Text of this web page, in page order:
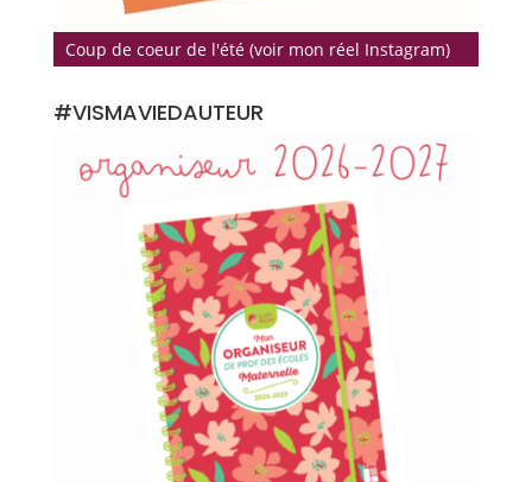
Coup de coeur de l'été (voir mon réel Instagram)
#VISMAVIEDAUTEUR